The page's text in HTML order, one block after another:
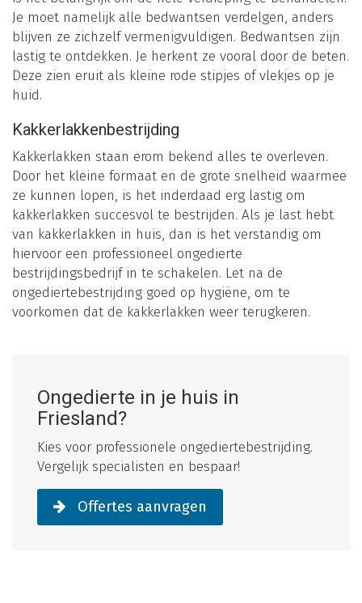
Je moet namelijk alle bedwantsen verdelgen, anders
blijven ze zichzelf vermenigvuldigen. Bedwantsen zijn
lastig te ontdekken. Je herkent ze vooral door de beten.
Deze zien eruit als kleine rode stipjes of vlekjes op je
huid.
Kakkerlakkenbestrijding
Kakkerlakken staan erom bekend alles te overleven.
Door het kleine formaat en de grote snelheid waarmee
ze kunnen lopen, is het inderdaad erg lastig om
kakkerlakken succesvol te bestrijden. Als je last hebt
van kakkerlakken in huis, dan is het verstandig om
hiervoor een professioneel ongedierte
bestrijdingsbedrijf in te schakelen. Let na de
ongediertebestrijding goed op hygiëne, om te
voorkomen dat de kakkerlakken weer terugkeren.
Ongedierte in je huis in
Friesland?
Kies voor professionele ongediertebestrijding.
Vergelijk specialisten en bespaar!
Offertes aanvragen